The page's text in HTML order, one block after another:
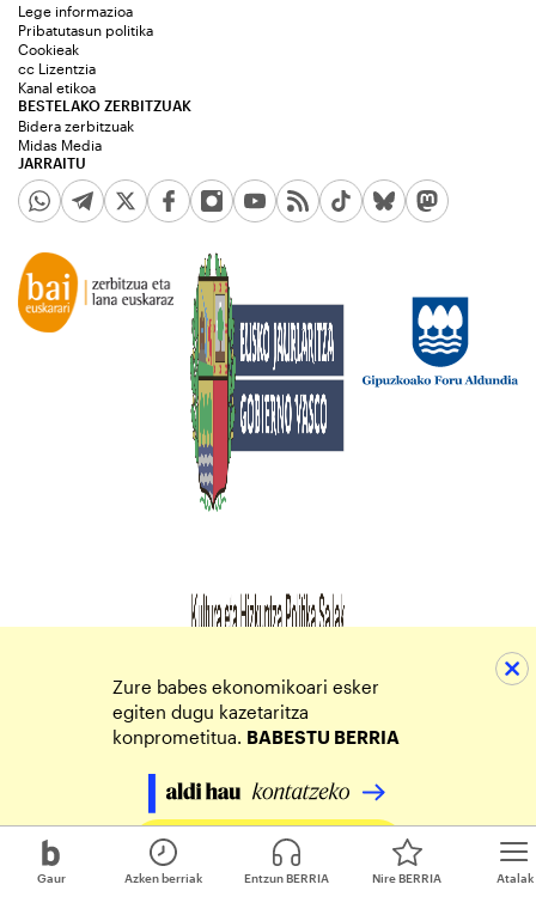
Gaur Atalak
Azken berriak Entzun BERRIA Nire BERRIA
JARRAITU
Lege informazioa
Pribatutasun politika
Cookieak
cc Lizentzia
Kanal etikoa
BESTELAKO ZERBITZUAK
Bidera zerbitzuak
Midas Media
Zure babes ekonomikoari esker
egiten dugu kazetaritza
konprometitua. BABESTU BERRIA
Egin zure ekarpena